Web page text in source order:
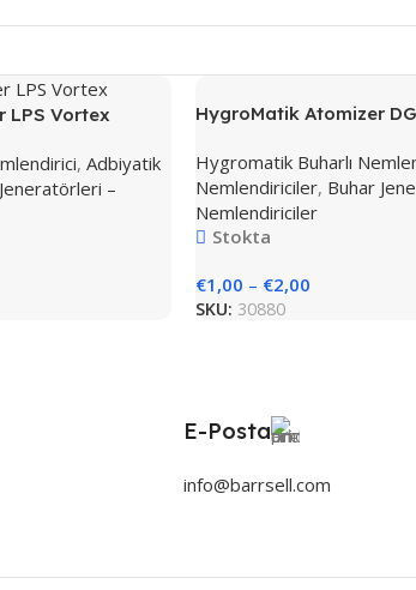
LPS Vortex
, Adbiyatik
–
HygroMatik Atomizer DG
Hygromatik Buharlı
Nemlendiriciler, Buhar
Nemlendiriciler
Stokta
€1,00 – €2,00
SKU: 30880
E-Posta
info@barrsell.com